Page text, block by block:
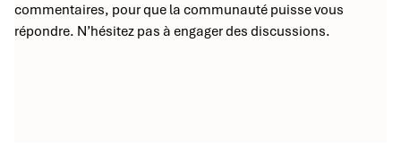
commentaires, pour que la communauté puisse vous
répondre. N’hésitez pas à engager des discussions.